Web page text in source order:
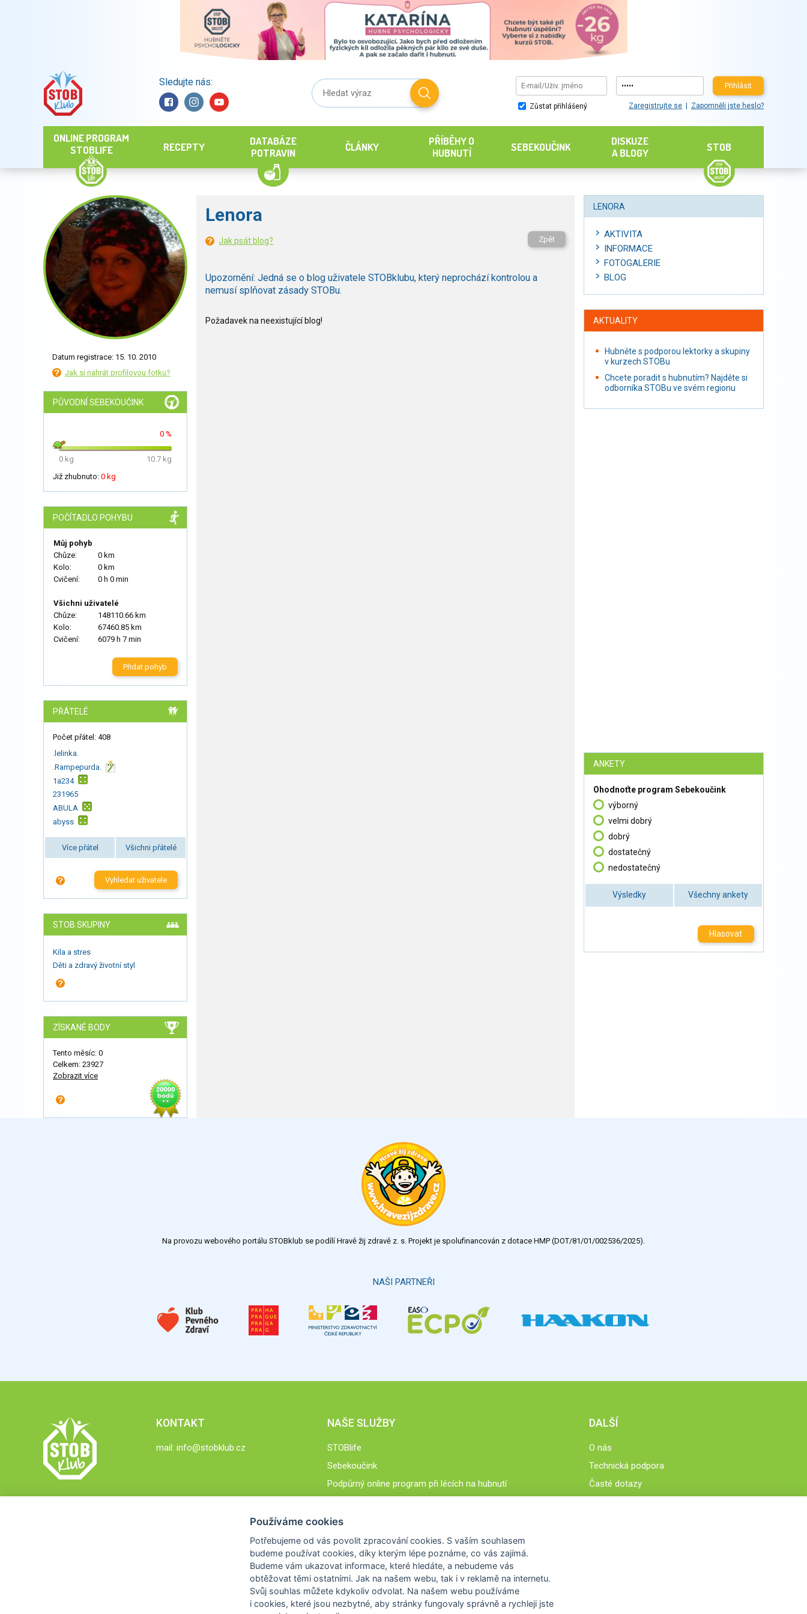
Sledujte nás: Přihlásit
Zůstat přihlášený Zaregistrujte se Zapomněli jste heslo?
ONLINE PROGRAM
STOBLIFE
RECEPTY
DATABÁZE
POTRAVIN
ČLÁNKY
PŘÍBĚHY O
HUBNUTÍ
SEBEKOUČINK
DISKUZE
A BLOGY
STOB
Datum registrace: 15. 10. 2010
Jak si nahrát profilovou fotku?
PŮVODNÍ SEBEKOUČINK
0 %
0 kg
10.7 kg
Již zhubnuto: 0 kg
POČÍTADLO POHYBU
Můj pohyb
Chůze:
0 km
Kolo:
0 km
Cvičení:
0 h 0 min
Všichni uživatelé
Chůze:
148110.66 km
Kolo:
67460.85 km
Cvičení:
6079 h 7 min
Přidat pohyb
PŘÁTELÉ
Počet přátel: 408
.lelinka.
.Rampepurda.
1a234
231965
ABULA
abyss
Více přátel Všichni přátelé
Vyhledat uživatele
STOB SKUPINY
Kila a stres
Děti a zdravý životní styl
ZÍSKANÉ BODY
Tento měsíc: 0
Celkem: 23927
Zobrazit více
Lenora
Jak psát blog? Zpět
Upozornění: Jedná se o blog uživatele STOBklubu, který neprochází kontrolou a
nemusí splňovat zásady STOBu.
Požadavek na neexistující blog!
LENORA
AKTIVITA
INFORMACE
FOTOGALERIE
BLOG
AKTUALITY
Hubněte s podporou lektorky a skupiny
v kurzech STOBu
Chcete poradit s hubnutím? Najděte si
odborníka STOBu ve svém regionu
ANKETY
Ohodnoťte program Sebekoučink
výborný
velmi dobrý
dobrý
dostatečný
nedostatečný
Výsledky Všechny ankety
Hlasovat
Na provozu webového portálu STOBklub se podílí Hravě žij zdravě z. s. Projekt je spolufinancován z dotace HMP (DOT/81/01/002536/2025).
NAŠI PARTNEŘI
KONTAKT
mail: info@stobklub.cz
NAŠE SLUŽBY
STOBlife
Sebekoučink
Podpůrný online program při lécích na hubnutí
DALŠÍ
O nás
Technická podpora
Časté dotazy
Používáme cookies
Potřebujeme od vás povolit zpracování cookies. S vaším souhlasem
budeme používat cookies, díky kterým lépe poznáme, co vás zajímá.
Budeme vám ukazovat informace, které hledáte, a nebudeme vás
obtěžovat těmi ostatními. Jak na našem webu, tak i v reklamě na internetu.
Svůj souhlas můžete kdykoliv odvolat. Na našem webu používáme
i cookies, které jsou nezbytné, aby stránky fungovaly správně a rychleji jste